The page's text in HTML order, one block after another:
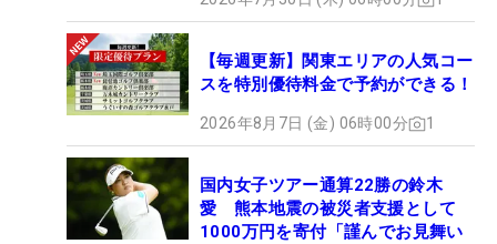
【毎週更新】関東エリアの人気コー
スを特別優待料金で予約ができる！
2026年8月7日 (金) 06時00分 1
国内女子ツアー通算22勝の鈴木
愛 熊本地震の被災者支援として
1000万円を寄付「謹んでお見舞い